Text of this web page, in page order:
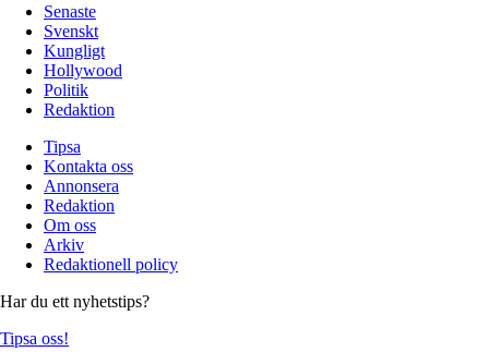
Senaste
Svenskt
Kungligt
Hollywood
Politik
Redaktion
Tipsa
Kontakta oss
Annonsera
Redaktion
Om oss
Arkiv
Redaktionell policy
Har du ett nyhetstips?
Tipsa oss!